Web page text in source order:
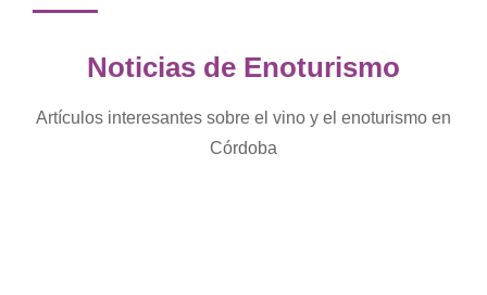
Noticias de Enoturismo
Artículos interesantes sobre el vino y el enoturismo en
Córdoba